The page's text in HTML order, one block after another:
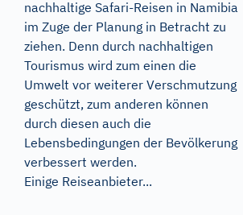
nachhaltige Safari-Reisen in Namibia
im Zuge der Planung in Betracht zu
ziehen. Denn durch nachhaltigen
Tourismus wird zum einen die
Umwelt vor weiterer Verschmutzung
geschützt, zum anderen können
durch diesen auch die
Lebensbedingungen der Bevölkerung
verbessert werden.
Einige Reiseanbieter...